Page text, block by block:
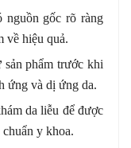
nguồn gốc rõ ràng
về hiệu quả.
sản phẩm trước khi
ứng và dị ứng da.
da liễu để được
y khoa.